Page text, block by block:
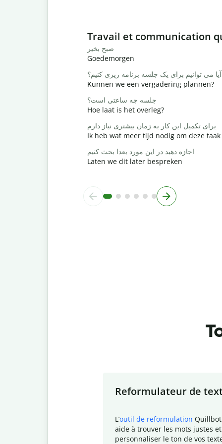
Slide 1 of 6
Travail et communication
صبح بخیر
Goedemorgen
آیا می توانیم برای یک جلسه برنامه ریزی کنیم؟
Kunnen we een vergadering plannen?
جلسه چه ساعتی است؟
Hoe laat is het overleg?
برای تکمیل این کار به زمان بیشتری نیاز دارم
Ik heb wat meer tijd nodig om deze
اجازه دهید در این مورد بعدا بحث کنیم
Laten we dit later bespreken
Reformulateur de
L ’outil de reformulation
aide à trouver les mots justes
personnaliser le ton de vos